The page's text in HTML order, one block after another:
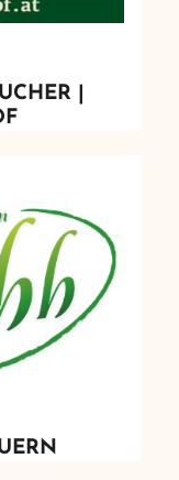
|